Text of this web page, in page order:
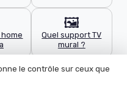
🖼️
Quel support TV
mural ?
le contrôle sur ceux que